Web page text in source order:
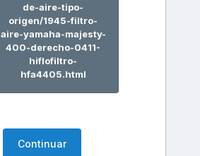
de-aire-tipo-
origen/1945-filtro-
aire-yamaha-majesty-
400-derecho-0411-
hiflofiltro-
hfa4405.html
Continuar